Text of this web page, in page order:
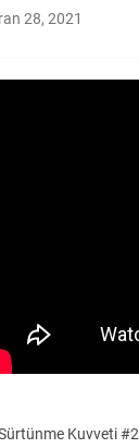
28, 2021
Kuvveti #2